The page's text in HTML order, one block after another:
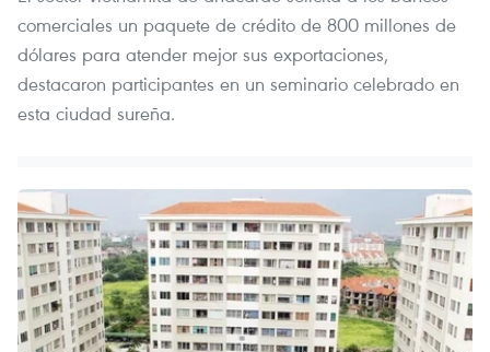
comerciales un paquete de crédito de 800 millones de
dólares para atender mejor sus exportaciones,
destacaron participantes en un seminario celebrado en
esta ciudad sureña.